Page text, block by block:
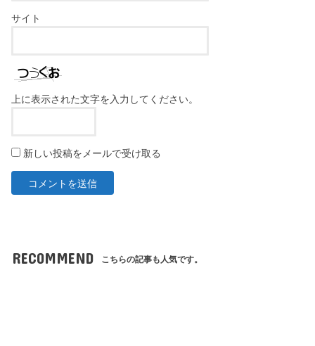
サイト
上に表示された文字を入力してください。
新しい投稿をメールで受け取る
RECOMMEND こちらの記事も人気です。